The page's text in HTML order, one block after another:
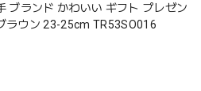
ブランド かわいい ギフト プレゼン
ラウン 23-25cm TR53SO016